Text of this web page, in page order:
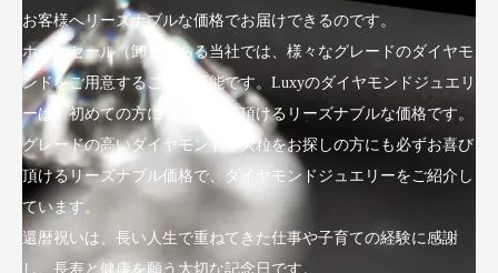
お客様へリーズナブルな価格でお届けできるのです。
ホールセール（卸）である当社では、様々なグレードのダイヤモ
ンドをご用意することが可能です。Luxyのダイヤモンドジュエリ
ーは、初めての方にも手にして頂けるリーズナブルな価格です。
グレードの高いダイヤモンドや大粒をお探しの方にも必ずお喜び
頂けるリーズナブル価格で、ダイヤモンドジュエリーをご紹介し
ています。
還暦祝いは、長い人生で重ねてきた仕事や子育ての経験に感謝
し、長寿と健康を願う大切な記念日です。